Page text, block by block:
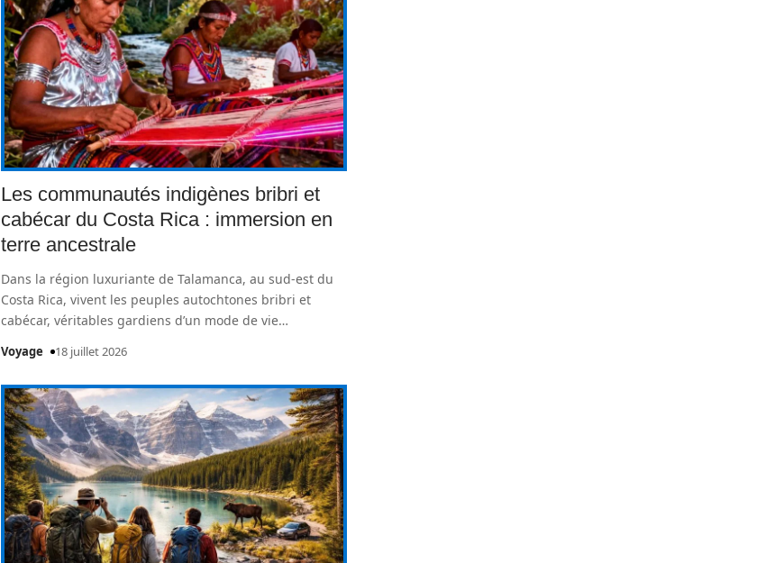
Les communautés indigènes bribri et
cabécar du Costa Rica : immersion en
terre ancestrale
Dans la région luxuriante de Talamanca, au sud-est du
Costa Rica, vivent les peuples autochtones bribri et
cabécar, véritables gardiens d’un mode de vie…
Voyage 18 juillet 2026